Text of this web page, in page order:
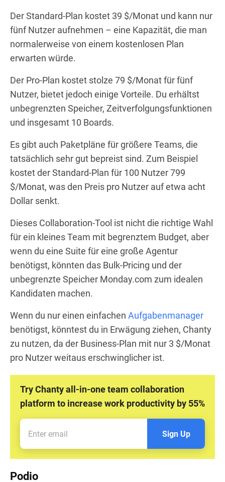
Der Standard-Plan kostet 39 $/Monat und kann nur
fünf Nutzer aufnehmen – eine Kapazität, die man
normalerweise von einem kostenlosen Plan
erwarten würde.
Der Pro-Plan kostet stolze 79 $/Monat für fünf
Nutzer, bietet jedoch einige Vorteile. Du erhältst
unbegrenzten Speicher, Zeitverfolgungsfunktionen
und insgesamt 10 Boards.
Es gibt auch Paketpläne für größere Teams, die
tatsächlich sehr gut bepreist sind. Zum Beispiel
kostet der Standard-Plan für 100 Nutzer 799
$/Monat, was den Preis pro Nutzer auf etwa acht
Dollar senkt.
Dieses Collaboration-Tool ist nicht die richtige Wahl
für ein kleines Team mit begrenztem Budget, aber
wenn du eine Suite für eine große Agentur
benötigst, könnten das Bulk-Pricing und der
unbegrenzte Speicher Monday.com zum idealen
Kandidaten machen.
Wenn du nur einen einfachen Aufgabenmanager
benötigst, könntest du in Erwägung ziehen, Chanty
zu nutzen, da der Business-Plan mit nur 3 $/Monat
pro Nutzer weitaus erschwinglicher ist.
Try Chanty all-in-one team collaboration
platform to increase work productivity by 55%
Sign Up
Podio